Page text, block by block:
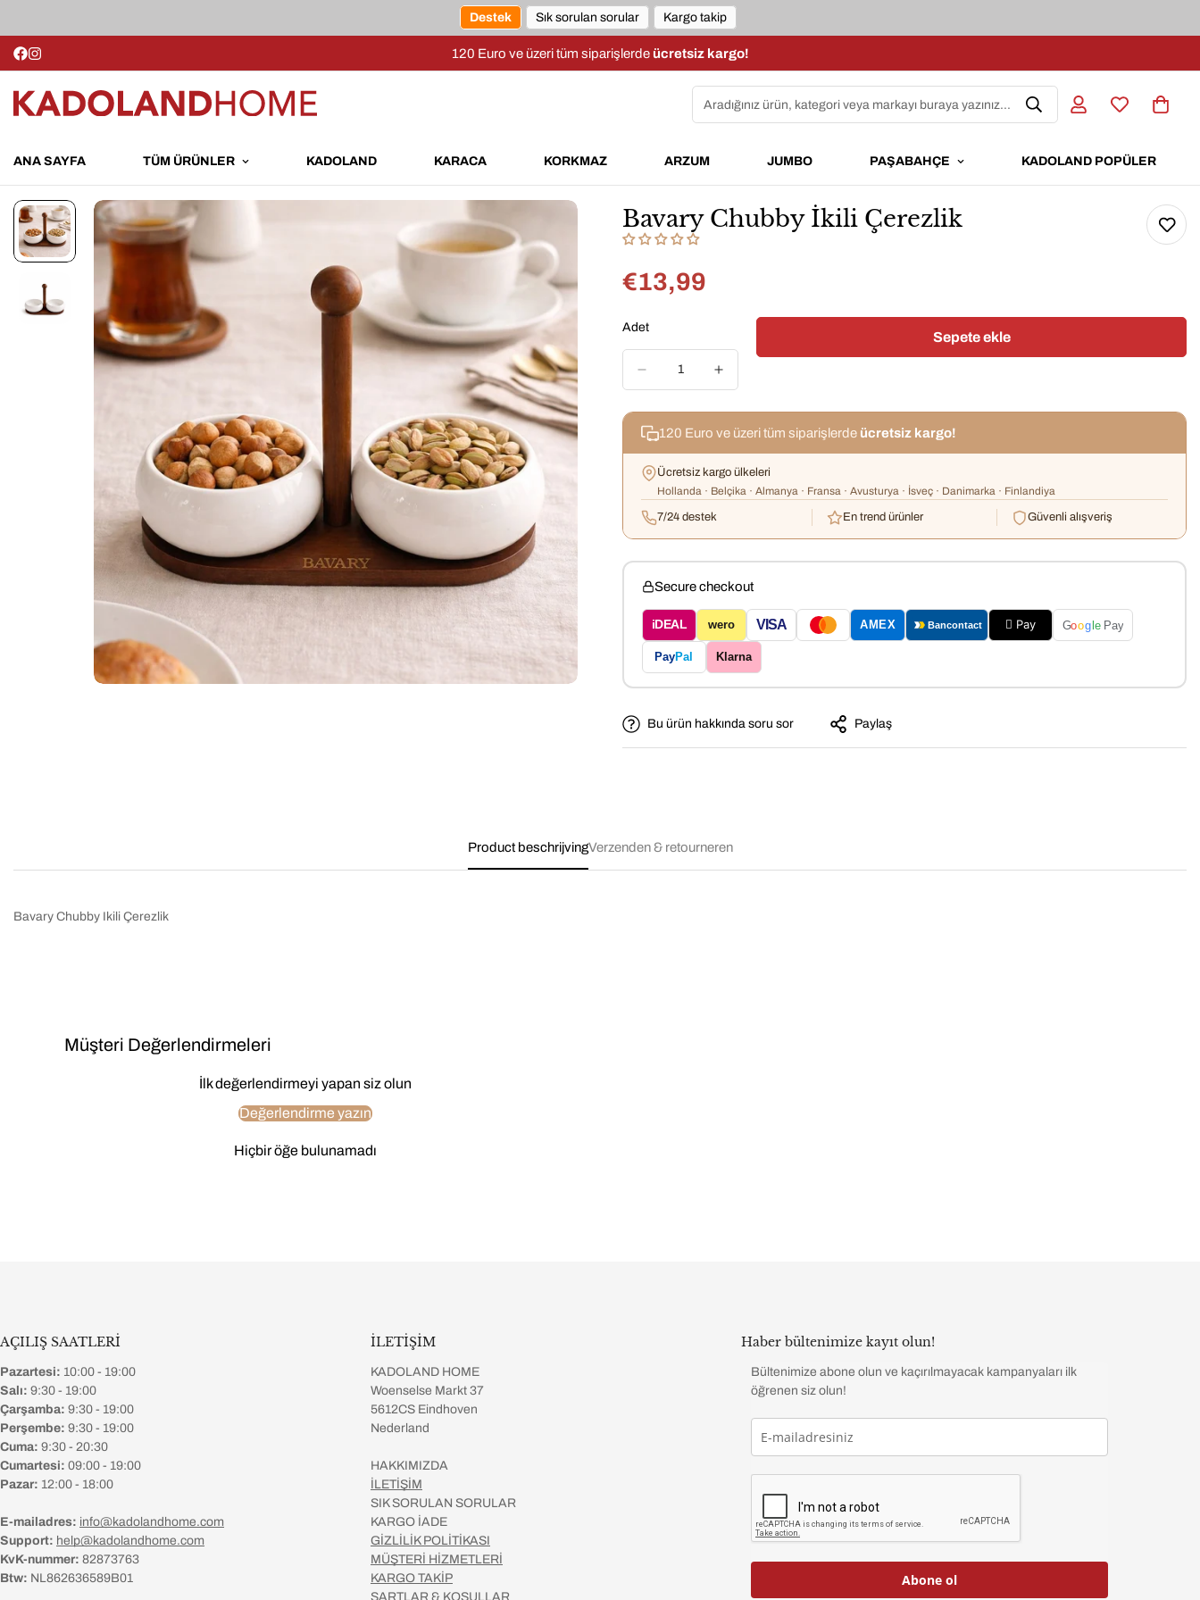
Destek Sık sorulan sorular Kargo takip
120 Euro ve üzeri tüm siparişlerde ücretsiz kargo!
Aradığınız ürün, kategori veya markayı buraya yazınız...
ANA SAYFA TÜM ÜRÜNLER KADOLAND KARACA KORKMAZ ARZUM JUMBO PAŞABAHÇE KADOLAND POPÜLER
Bavary Chubby İkili Çerezlik
Normal
€13,99
Adet
Sepete ekle
120 Euro ve üzeri tüm siparişlerde ücretsiz kargo!
Ücretsiz kargo ülkeleri
Hollanda · Belçika · Almanya · Fransa · Avusturya · İsveç · Danimarka · Finlandiya
7/24 destek En trend ürünler Güvenli alışveriş
Secure checkout
iDEAL wero VISA AMEX Bancontact  Pay Google Pay
PayPal Klarna
Bu ürün hakkında soru sor Paylaş
Product beschrijvingVerzenden & retourneren
Bavary Chubby Ikili Çerezlik
Müşteri Değerlendirmeleri
İlk değerlendirmeyi yapan siz olun
Değerlendirme yazın
Hiçbir öğe bulunamadı
AÇILIŞ SAATLERİ
Pazartesi: 10:00 - 19:00
Salı: 9:30 - 19:00
Çarşamba: 9:30 - 19:00
Perşembe: 9:30 - 19:00
Cuma: 9:30 - 20:30
Cumartesi: 09:00 - 19:00
Pazar: 12:00 - 18:00
E-mailadres: info@kadolandhome.com
Support: help@kadolandhome.com
KvK-nummer: 82873763
Btw: NL862636589B01
İLETİŞİM
KADOLAND HOME
Woenselse Markt 37
5612CS Eindhoven
Nederland
HAKKIMIZDA
İLETİŞİM
SIK SORULAN SORULAR
KARGO İADE
GİZLİLİK POLİTİKASI
MÜŞTERİ HİZMETLERİ
KARGO TAKİP
ŞARTLAR & KOŞULLAR
Haber bültenimize kayıt olun!
Bültenimize abone olun ve kaçırılmayacak kampanyaları ilk
öğrenen siz olun!
Abone ol